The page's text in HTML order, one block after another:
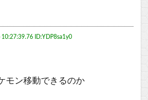
ID:YDP8sa1y0
モン移動できるのか